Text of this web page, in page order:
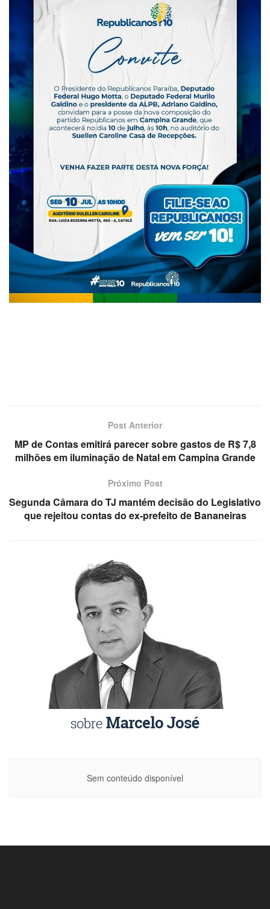
Post Anterior
MP de Contas emitirá parecer sobre gastos de R$ 7,8
milhões em iluminação de Natal em Campina Grande
Próximo Post
Segunda Câmara do TJ mantém decisão do Legislativo
que rejeitou contas do ex-prefeito de Bananeiras
Sem conteúdo disponível